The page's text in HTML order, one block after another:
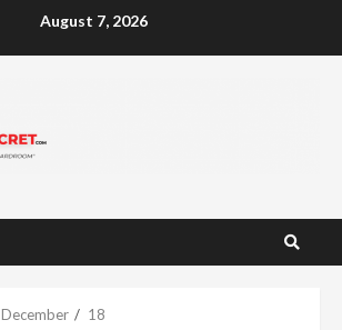
August 7, 2026
December 18